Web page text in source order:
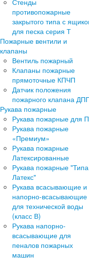
противопожарные
закрытого типа с
для песка серия Т
Пожарные вентили и
клапаны
Вентиль пожарный
Клапаны пожарные
прямоточные КПЧП
Датчик положения
пожарного клапана
Рукава пожарные
Рукава пожарные для
Рукава пожарные
«Премиум»
Рукава пожарные
Латексированные
Рукава пожарные "Типа
Латекс"
Рукава всасывающие и
напорно-всасывающие
для технической воды
(класс В)
Рукава напорно-
всасывающие для
пеналов пожарных
машин